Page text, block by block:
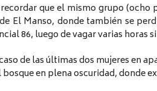
que el mismo grupo (ocho
El Manso, donde también se
86, luego de vagar varias horas
de las últimas dos mujeres en
en plena oscuridad, donde